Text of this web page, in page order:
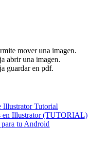
mover una imagen.
abrir una imagen.
guardar en pdf.
Illustrator Tutorial
en Illustrator (TUTORIAL)
tu Android